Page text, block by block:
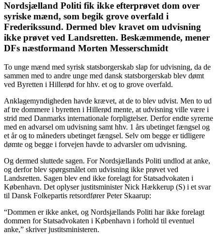
Nordsjælland Politi fik ikke efterprøvet dom over
syriske mænd, som begik grove overfald i
Frederikssund. Dermed blev kravet om udvisning
ikke prøvet ved Landsretten. Beskæmmende, mener
DFs næstformand Morten Messerschmidt
To unge mænd med syrisk statsborgerskab slap for udvisning, da de
sammen med to andre unge med dansk statsborgerskab blev dømt
ved Byretten i Hillerød for hhv. et og to grove overfald.
Anklagemyndigheden havde krævet, at de to blev udvist. Men to ud
af tre dommere i byretten i Hillerød mente, at udvisning ville være i
strid med Danmarks internationale forpligtelser. Derfor endte syrerne
med en advarsel om udvisning samt hhv. 1 års ubetinget fængsel og
et år og to måneders ubetinget fængsel. Selv om begge er tidligere
dømte og begge i forvejen havde to advarsler om udvisning.
Og dermed sluttede sagen. For Nordsjællands Politi undlod at anke,
og derfor blev spørgsmålet om udvisning ikke prøvet ved
Landsretten. Sagen blev end ikke forelagt for Statsadvokaten i
København. Det oplyser justitsminister Nick Hækkerup (S) i et svar
til Dansk Folkepartis retsordfører Peter Skaarup:
“Dommen er ikke anket, og Nordsjællands Politi har ikke forelagt
dommen for Statsadvokaten i København i forhold til eventuel
anke,” skriver justitsministeren.